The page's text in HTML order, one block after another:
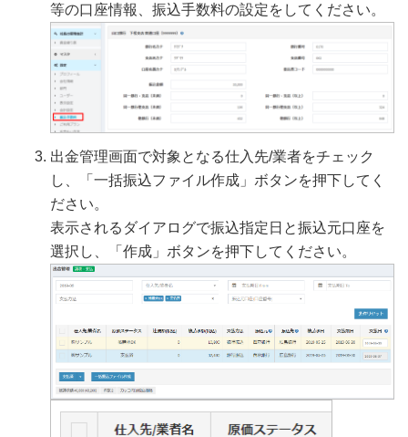
等の口座情報、振込手数料の設定をしてください。
出金管理画面で対象となる仕入先/業者をチェック
し、「一括振込ファイル作成」ボタンを押下してく
ださい。
表示されるダイアログで振込指定日と振込元口座を
選択し、「作成」ボタンを押下してください。